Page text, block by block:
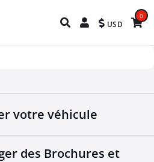
USD
0
votre véhicule
des Brochures et